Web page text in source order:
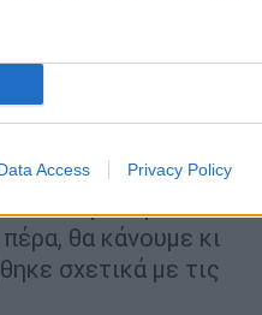
Access Privacy Policy
να οργανώσει η
Ε.Ε., αφού η χώρα
φορά μια ευρωπαϊκή
να ερωτηθούν οι
θα κάνουμε κι
σχετικά με τις